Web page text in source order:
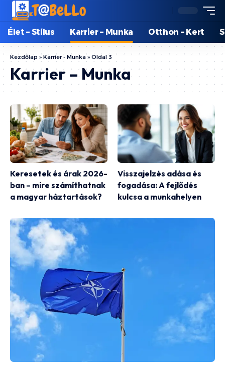
Élet – Stílus Karrier – Munka Otthon – Kert
Kezdőlap » Karrier - Munka » Oldal 3
Karrier – Munka
Keresetek és árak 2026-
ban – mire számíthatnak
a magyar háztartások?
Visszajelzés adása és
fogadása: A fejlődés
kulcsa a munkahelyen